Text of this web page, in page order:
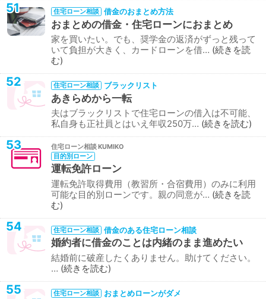
51 住宅ローン相談 借金のおまとめ方法
おまとめの借金・住宅ローンにおまとめ
家を買いたい。でも、奨学金の返済がずっと残って
いて負担が大きく、カードローンを借… 続きを読
む
52 住宅ローン相談 ブラックリスト
あきらめから一転
夫はブラックリストで住宅ローンの借入は不可能、
私自身も正社員とはいえ年収250万… 続きを読む
53
住宅ローン相談
目的別ローン
運転免許ローン
運転免許取得費用（教習所・合宿費用）のみに利用
可能な目的別ローンです。親の同意が… 続きを読
む
54 住宅ローン相談 借金のある住宅ローン相談
婚約者に借金のことは内緒のまま進めたい
結婚前に破産したくありません。助けてください。
… 続きを読む
55 住宅ローン相談 おまとめローンがダメ